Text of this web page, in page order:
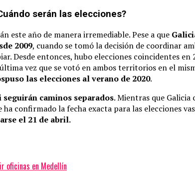
serán las elecciones?
este año de manera irremediable. Pese a que
2009, cuando se tomó la decisión de coordinar
Desde entonces, hubo elecciones coincidentes en
vez que se votó en ambos territorios en el
las elecciones al verano de 2020.
seguirán caminos separados. Mientras que Galicia
confirmado la fecha exacta para las elecciones
el 21 de abril.
oficinas en Medellín